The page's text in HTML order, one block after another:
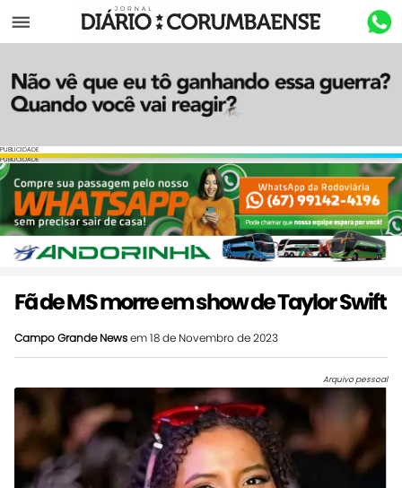
Menu
PUBLICIDADE
PUBLICIDADE
Fã de MS morre em show de Taylor Swift
Campo Grande Newsem 18 de Novembro de 2023
Arquivo pessoal